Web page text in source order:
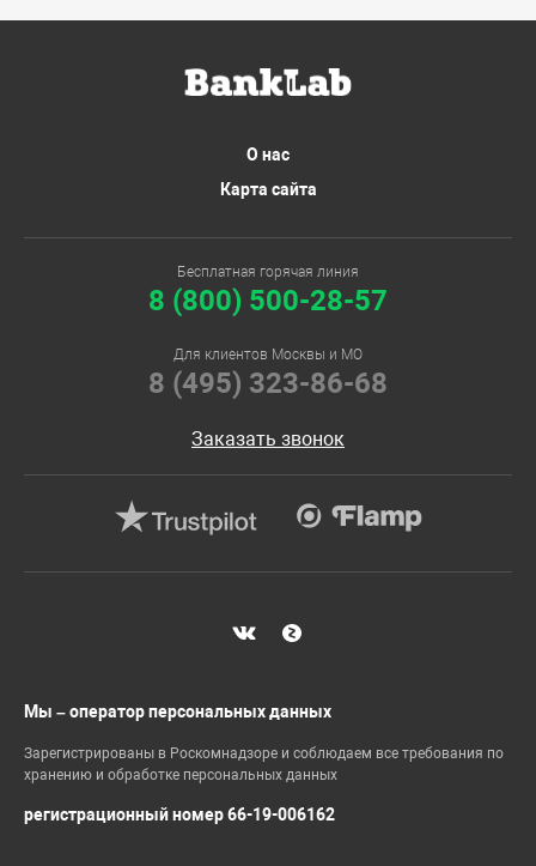
О нас
Карта сайта
Бесплатная горячая линия
8 (800) 500-28-57
Для клиентов Москвы и МО
8 (495) 323-86-68
Заказать звонок
Мы – оператор персональных данных
Зарегистрированы в Роскомнадзоре и соблюдаем все требования по
хранению и обработке персональных данных
регистрационный номер 66-19-006162